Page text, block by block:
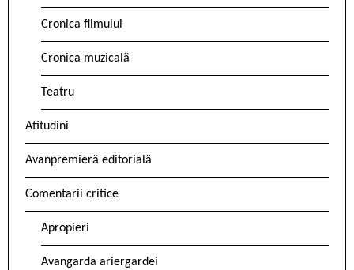
Cronica filmului
Cronica muzicală
Teatru
Atitudini
Avanpremieră editorială
Comentarii critice
Apropieri
Avangarda ariergardei